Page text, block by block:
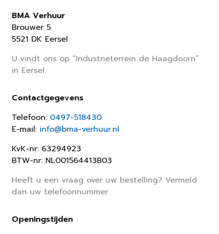
BMA Verhuur
Brouwer 5
5521 DK Eersel
U vindt ons op “Industrieterrein de Haagdoorn”
in Eersel.
Contactgegevens
Telefoon: 0497-518430
E-mail: info@bma-verhuur.nl
KvK-nr: 63294923
BTW-nr: NL001564413B03
Heeft u een vraag over uw bestelling? Vermeld
dan uw telefoonnummer.
Openingstijden